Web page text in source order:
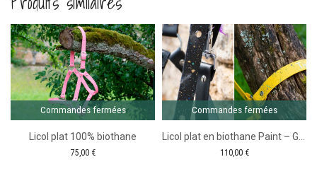
Commandes fermées
Licol plat 100% biothane
75,00 €
Commandes fermées
110,00 €